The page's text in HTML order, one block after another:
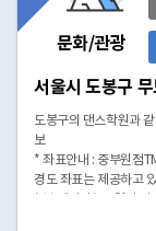
문화/관광
서울시 도봉구
도봉구의 댄스학원과
보
* 좌표안내 : 중부원점
경도 좌표는 제공하고
* 시군구코드명은 "서